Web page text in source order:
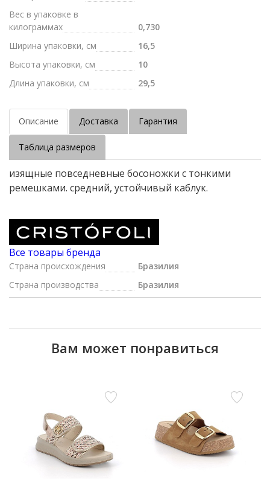
Вес в упаковке в
килограммах
0,730
Ширина упаковки, см
16,5
Высота упаковки, см
10
Длина упаковки, см
29,5
Описание Доставка Гарантия
Таблица размеров
изящные повседневные босоножки с тонкими
ремешками. средний, устойчивый каблук.
Все товары бренда
Страна происхождения
Бразилия
Страна производства
Бразилия
Вам может понравиться